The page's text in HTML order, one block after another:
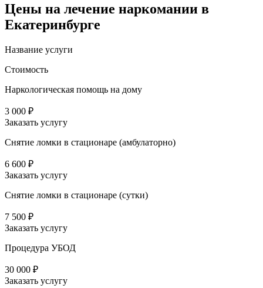
Цены на лечение наркомании в
Екатеринбурге
Название услуги
Стоимость
Наркологическая помощь на дому
3 000 ₽
Заказать услугу
Снятие ломки в стационаре (амбулаторно)
6 600 ₽
Заказать услугу
Снятие ломки в стационаре (сутки)
7 500 ₽
Заказать услугу
Процедура УБОД
30 000 ₽
Заказать услугу